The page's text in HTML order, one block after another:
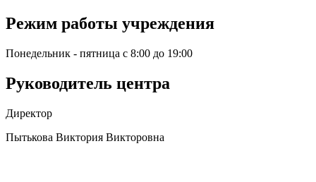
Режим работы учреждения
Понедельник - пятница с 8:00 до 19:00
Руководитель центра
Директор
Пытькова Виктория Викторовна